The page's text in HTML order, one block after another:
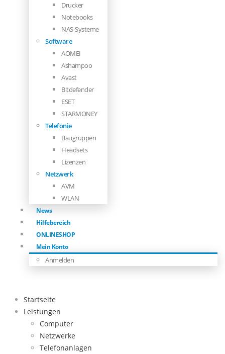
Drucker
Notebooks
NAS-Systeme
Software
AOMEI
Ashampoo
Avast
Bitdefender
ESET
STARMONEY
Telefonie
Baugruppen
Headsets
Lizenzen
Netzwerk
AVM
WLAN
News
Hilfebereich
ONLINESHOP
Mein Konto
Anmelden
Startseite
Leistungen
Computer
Netzwerke
Telefonanlagen